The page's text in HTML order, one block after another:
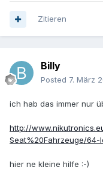
Zitieren
Billy
Posted 7. März
ich hab das immer nur
http://
Seat%20Fahrzeuge/
hier ne kleine hilfe :-)